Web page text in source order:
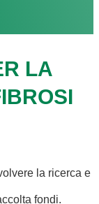
LA
la ricerca e
fondi.